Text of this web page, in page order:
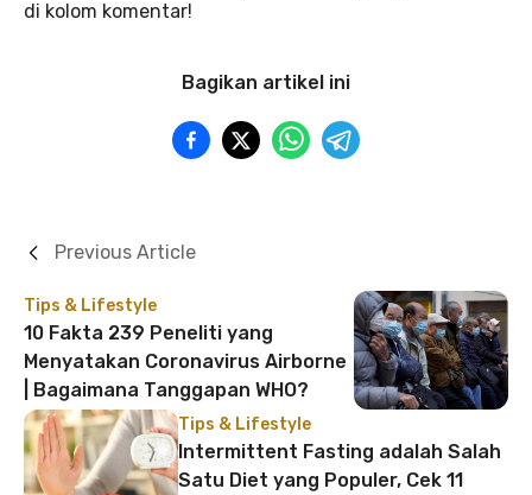
di kolom komentar!
Bagikan artikel ini
Tips & Lifestyle
10 Fakta 239 Peneliti yang
Menyatakan Coronavirus Airborne
| Bagaimana Tanggapan WHO?
Previous Article
Tips & Lifestyle
Intermittent Fasting adalah Salah
Satu Diet yang Populer, Cek 11